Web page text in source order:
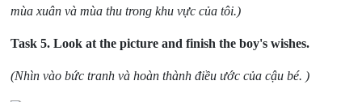
mùa xuân và mùa thu trong khu vực của tôi.)
Task 5.Look at the picture and finish the boy's wishes.
(Nhìn vào bức tranh và hoàn thành điều ước của cậu bé. )